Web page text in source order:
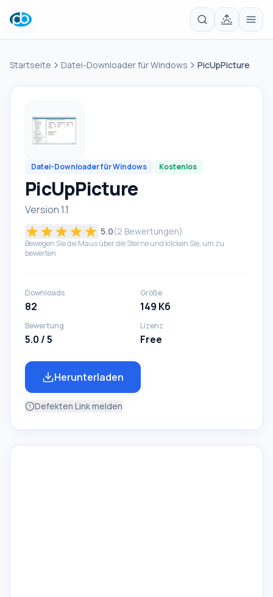
Startseite Datei-Downloader für Windows PicUpPicture
Datei-Downloader für Windows Kostenlos
PicUpPicture
Version 1.1
5.0(2 Bewertungen)
Bewegen Sie die Maus über die Sterne und klicken Sie, um zu
bewerten
Downloads
82
Größe
149 Кб
Bewertung
5.0 / 5
Lizenz
Free
Herunterladen
Defekten Link melden